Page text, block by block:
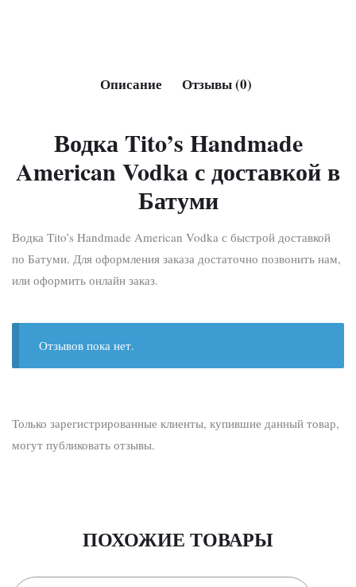
Описание Отзывы (0)
Водка Tito’s Handmade
American Vodka с доставкой в
Батуми
Водка Tito’s Handmade American Vodka с быстрой доставкой
по Батуми. Для оформления заказа достаточно позвонить нам,
или оформить онлайн заказ.
Отзывов пока нет.
Только зарегистрированные клиенты, купившие данный товар,
могут публиковать отзывы.
ПОХОЖИЕ ТОВАРЫ